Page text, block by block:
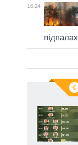
16:24
підпалах